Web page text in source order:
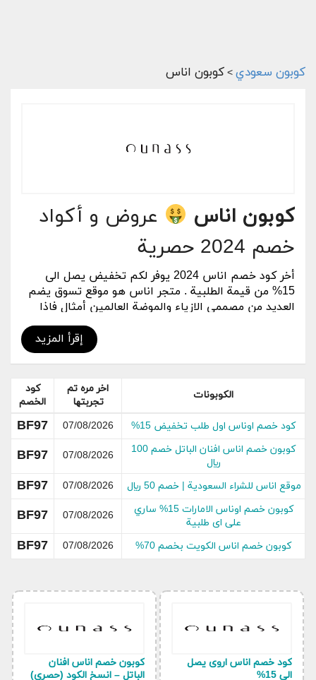
كوبون سعودي > كوبون اناس
إقرأ المزيد
كوبون اناس
عروض و أكواد
خصم 2024 حصرية
أخركود خصم اناس 2024
يوفر لكم تخفيض يصل الى
15% من قيمة الطلبية . متجر اناس هو موقع تسوق يضم
العديد من مصممى الازياء والموضة العالمين أمثال فاذا
كنتى و دولتشي اند غابانا و سيلف بورتريت و لورا ميرسيه
وهو بهدا أفضل وجهة لمن تبحث عن الاناقة و التمييز و
الفخامة والاطلالة العصرية موقع أناس هو موقع الماركات
2016 كأحد المواقع التابعة لمجموعة الطاير وموقع أناس
الدي يشمل أكثر من 150 ماركة فاخرة من الماركات التي
كوبون 2024.
جدول باحدث كوبون خصم اناس المتوفرة
عنوان اكواد الخصم
حالة
رمز
كوبون اناس السعودية 2024
كود خصم اناس على جميع الطلبيات
حصري
BF97
المتجر
كوبون خصم اناس بمناسبة الجمعة
البيضاء
الكوبونات
اخر مره تم
تجربتها
كود
الخصم
كود خصم اوناس اول طلب تخفيض 15%
07/08/2026
BF97
كوبون خصم اناس افنان الباتل خصم 100
ريال
07/08/2026
BF97
موقع اناس للشراء السعودية | خصم 50 ريال 07/08/2026
BF97
كوبون خصم اوناس الامارات 15% ساري
على اى طلبية
07/08/2026
BF97
كوبون خصم اناس الكويت بخصم 70% 07/08/2026
BF97
كود خصم اناس اروى يصل
الى 15%
كوبون خصم اناس افنان
الباتل – انسخ الكود (حصري)